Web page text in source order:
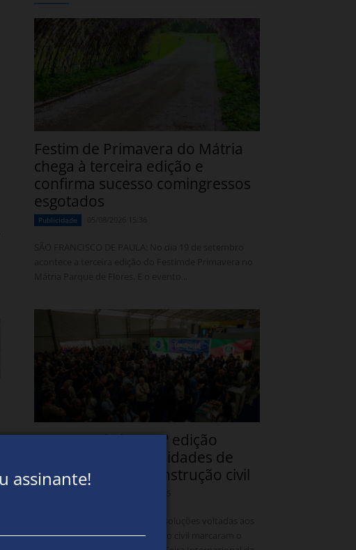
assinante!
Festim de Primavera do Mátria
chega à terceira edição e
confirma sucesso comingressos
esgotados
Publicidade
Construsul abre 27ª edição
ampliando oportunidades de
negócios para a construção civil
principais desafios da construção civil marcaram o